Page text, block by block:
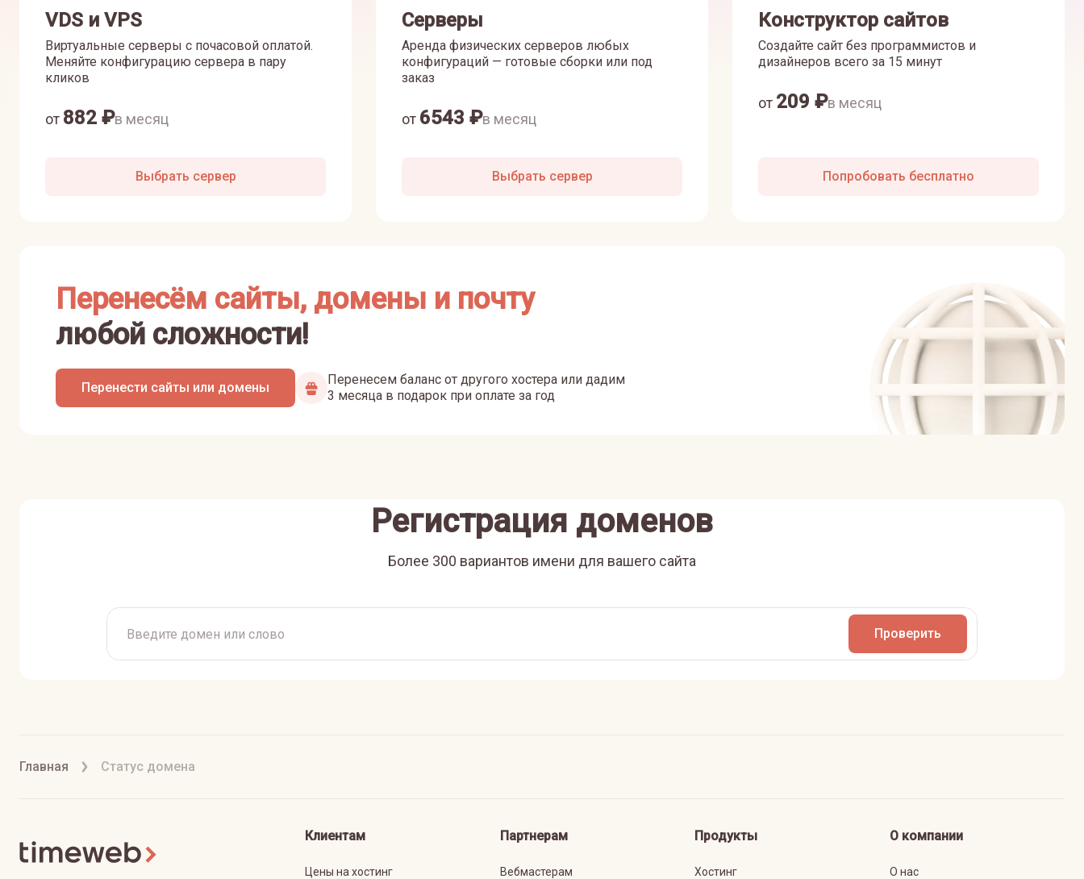
VDS и VPS
Виртуальные серверы с почасовой оплатой.
Меняйте конфигурацию сервера в пару
кликов
от 882 ₽в месяц
Выбрать сервер
Серверы
Аренда физических серверов любых
конфигураций — готовые сборки или под
заказ
от 6543 ₽в месяц
Выбрать сервер
Конструктор сайтов
Создайте сайт без программистов и
дизайнеров всего за 15 минут
от 209 ₽в месяц
Попробовать бесплатно
Перенесём сайты, домены и почту
любой сложности!
Перенести сайты или домены
Перенесем баланс от другого хостера или дадим
3 месяца в подарок при оплате за год
Регистрация доменов
Более 300 вариантов имени для вашего сайта
Проверить
Главная Статус домена
Клиентам
Цены на хостинг
Партнерам
Вебмастерам
Продукты
Хостинг
О компании
О нас